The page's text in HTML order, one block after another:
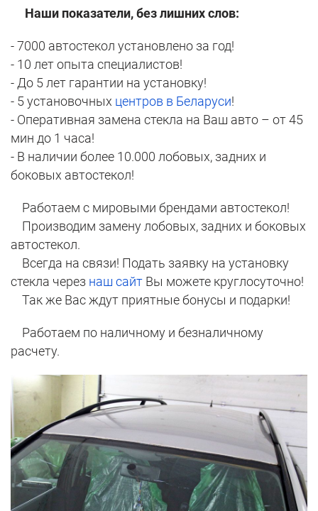
Наши показатели, без лишних слов:
- 7000 автостекол установлено за год!
- 10 лет опыта специалистов!
- До 5 лет гарантии на установку!
- 5 установочных центров в Беларуси!
- Оперативная замена стекла на Ваш авто – от 45
мин до 1 часа!
- В наличии более 10.000 лобовых, задних и
боковых автостекол!
Работаем с мировыми брендами автостекол!
Производим замену лобовых, задних и боковых
автостекол.
Всегда на связи! Подать заявку на установку
стекла через наш сайт Вы можете круглосуточно!
Так же Вас ждут приятные бонусы и подарки!
Работаем по наличному и безналичному
расчету.